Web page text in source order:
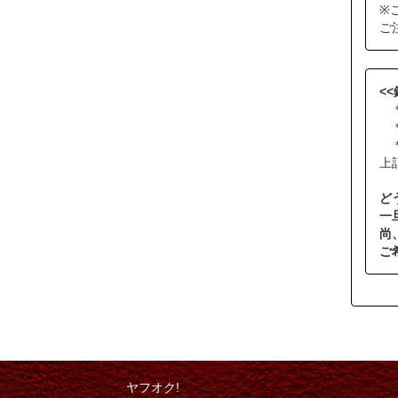
※
ご
<<
上
ど
一
尚
ご
ヤフオク!